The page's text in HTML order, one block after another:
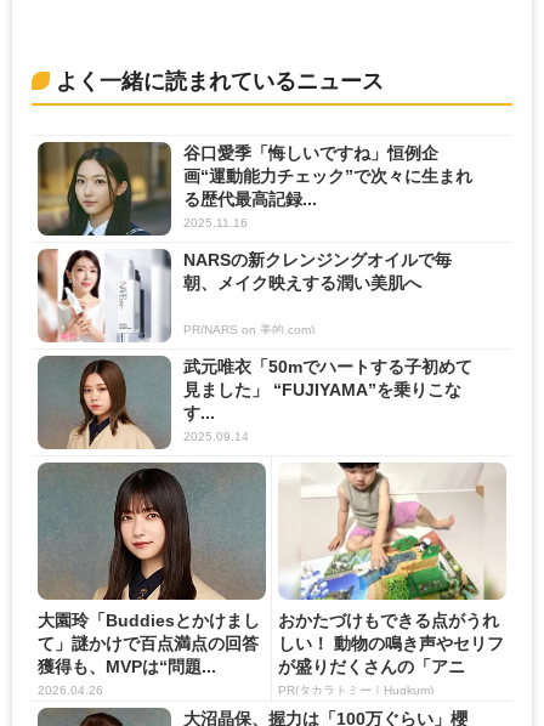
よく一緒に読まれているニュース
谷口愛季「悔しいですね」恒例企
画“運動能力チェック”で次々に生まれ
る歴代最高記録...
2025.11.16
NARSの新クレンジングオイルで毎
朝、メイク映えする潤い美肌へ
PR(NARS on 美的.com)
武元唯衣「50mでハートする子初めて
見ました」 “FUJIYAMA”を乗りこな
す...
2025.09.14
大園玲「Buddiesとかけまし
て」謎かけで百点満点の回答
獲得も、MVPは“問題...
2026.04.26
おかたづけもできる点がうれ
しい！ 動物の鳴き声やセリフ
が盛りだくさんの「アニ
ア ...
PR(タカラトミー｜Hugkum)
大沼晶保、握力は「100万ぐらい」櫻